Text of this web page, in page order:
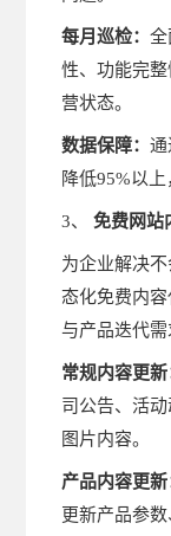
每月巡检：全
性、功能完
营状态。
数据保障：通
降低95%以上
3、免费网站
为企业解决
态化免费内
与产品迭代需
常规内容更新
司公告、活
图片内容。
产品内容更新
更新产品参